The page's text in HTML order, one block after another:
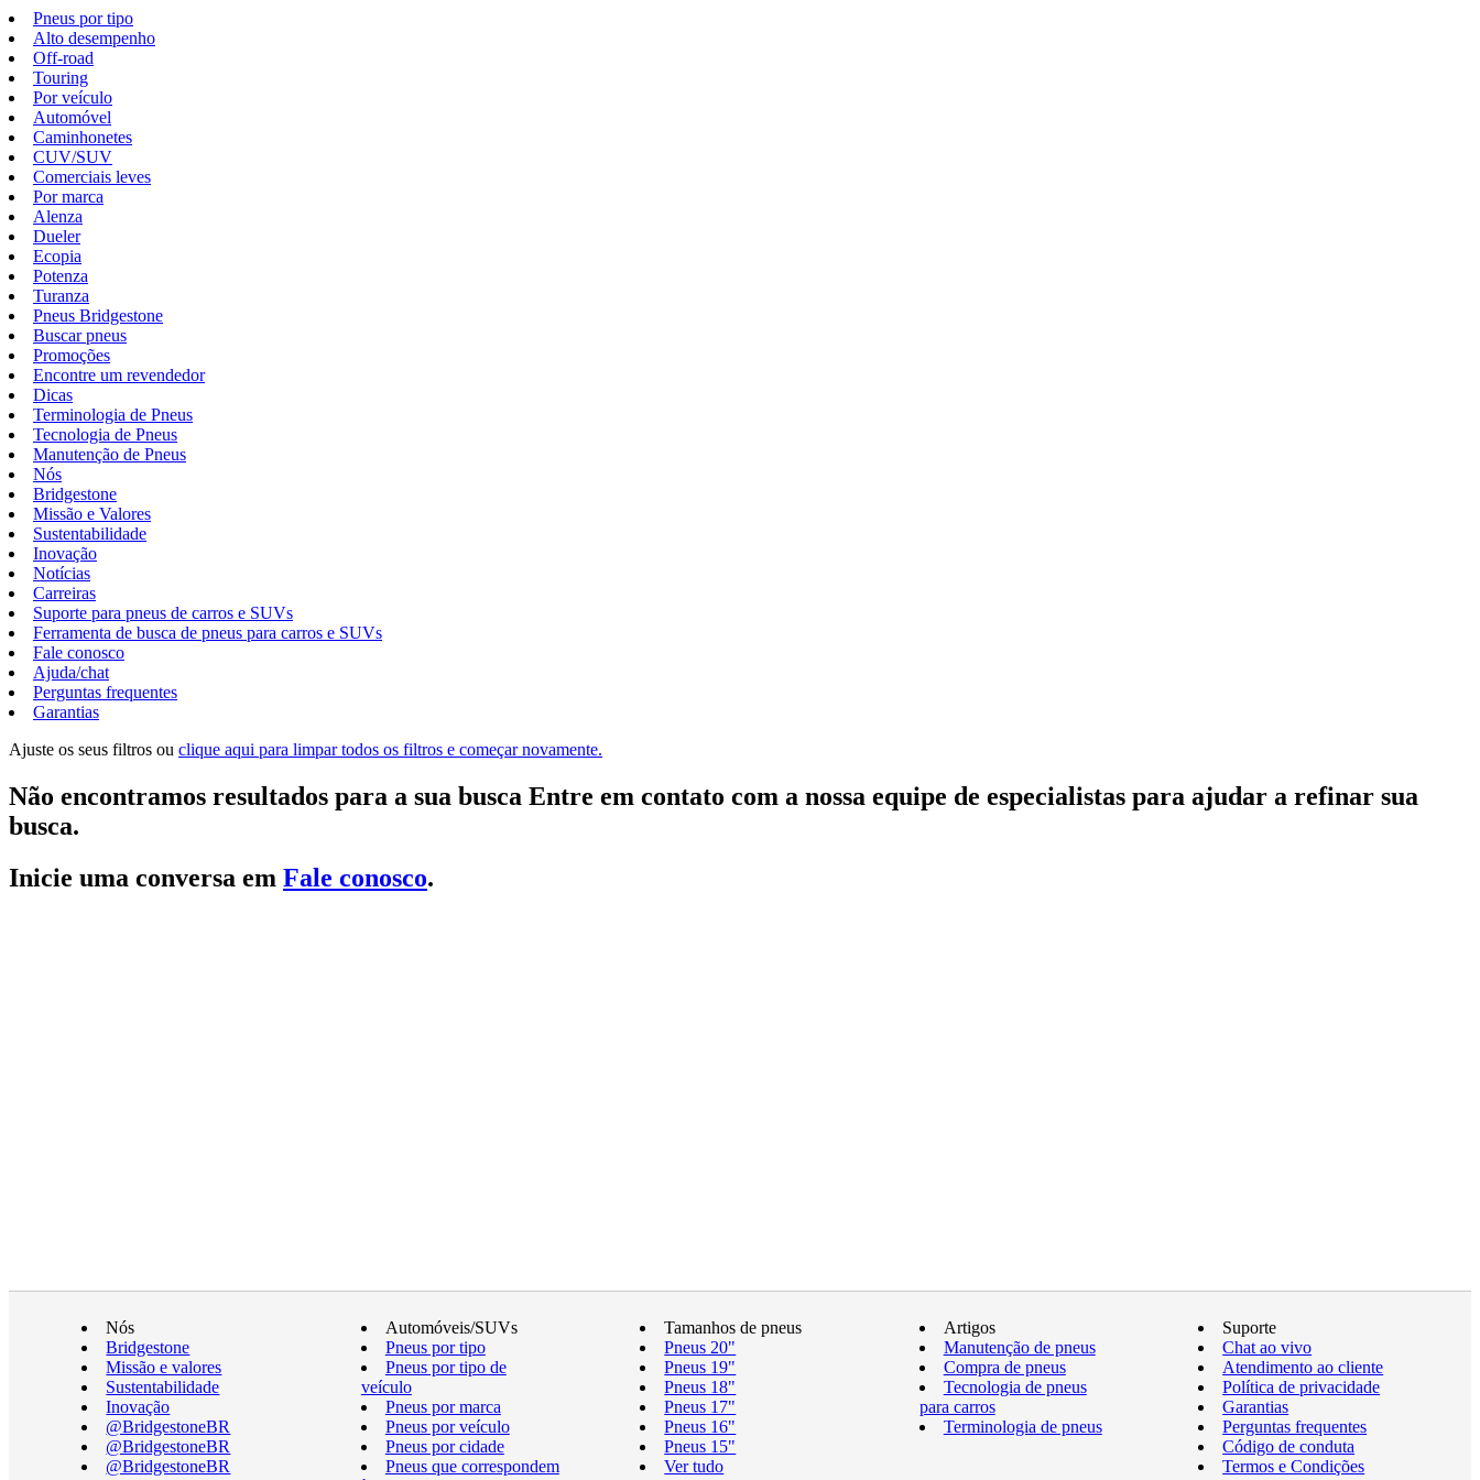
Pneus por tipo
Alto desempenho
Off-road
Touring
Por veículo
Automóvel
Caminhonetes
CUV/SUV
Comerciais leves
Por marca
Alenza
Dueler
Ecopia
Potenza
Turanza
Pneus Bridgestone
Buscar pneus
Promoções
Encontre um revendedor
Dicas
Terminologia de Pneus
Tecnologia de Pneus
Manutenção de Pneus
Nós
Bridgestone
Missão e Valores
Sustentabilidade
Inovação
Notícias
Carreiras
Suporte para pneus de carros e SUVs
Ferramenta de busca de pneus para carros e SUVs
Fale conosco
Ajuda/chat
Perguntas frequentes
Garantias
Ajuste os seus filtros ou clique aqui para limpar todos os filtros e começar novamente.
Não encontramos resultados para a sua busca Entre em contato com a nossa equipe de especialistas para ajudar a refinar sua
busca.
Inicie uma conversa em Fale conosco.
Nós
Bridgestone
Missão e valores
Sustentabilidade
Inovação
@BridgestoneBR
@BridgestoneBR
@BridgestoneBR
Automóveis/SUVs
Pneus por tipo
Pneus por tipo de
veículo
Pneus por marca
Pneus por veículo
Pneus por cidade
Pneus que correspondem
Tamanhos de pneus
Pneus 20"
Pneus 19"
Pneus 18"
Pneus 17"
Pneus 16"
Pneus 15"
Ver tudo
Artigos
Manutenção de pneus
Compra de pneus
Tecnologia de pneus
para carros
Terminologia de pneus
Suporte
Chat ao vivo
Atendimento ao cliente
Política de privacidade
Garantias
Perguntas frequentes
Código de conduta
Termos e Condições